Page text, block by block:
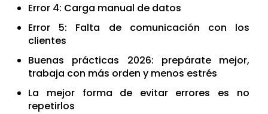
Error 4: Carga manual de datos
Error 5: Falta de comunicación con los
clientes
Buenas prácticas 2026: prepárate mejor,
trabaja con más orden y menos estrés
La mejor forma de evitar errores es no
repetirlos